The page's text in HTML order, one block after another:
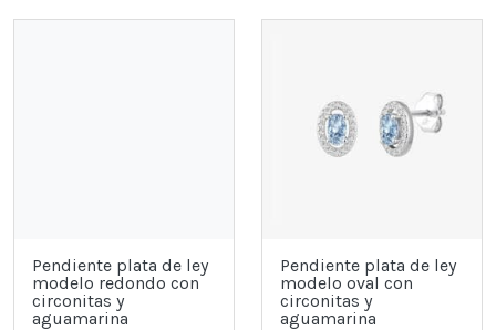
Pendiente plata de ley
modelo redondo con
circonitas y
aguamarina
Pendiente plata de ley
modelo oval con
circonitas y
aguamarina